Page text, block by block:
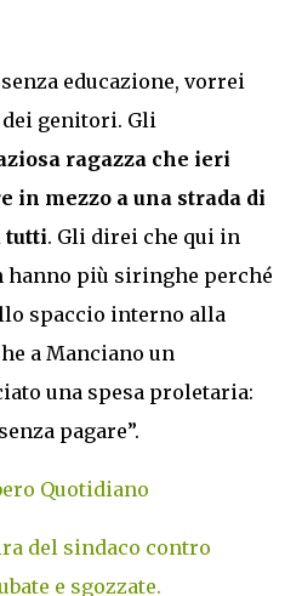
educazione, vorrei
genitori. Gli
ragazza che ieri
in mezzo a una strada di
tutti. Gli direi che qui in
hanno più siringhe perché
spaccio interno alla
a Manciano un
una spesa proletaria:
pagare”.
Quotidiano
del sindaco contro
e sgozzate.